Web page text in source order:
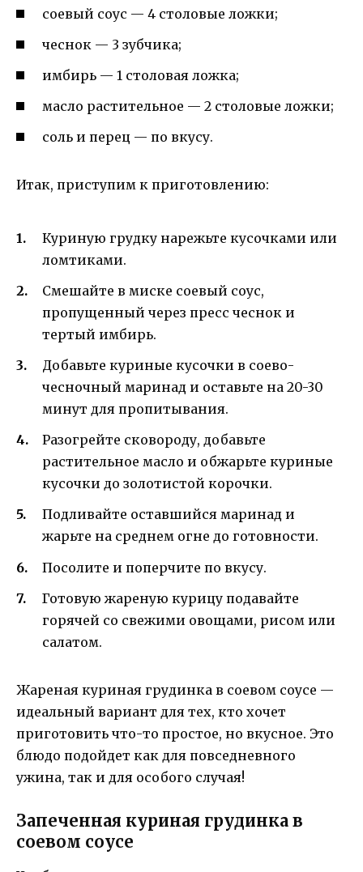
соевый соус — 4 столовые ложки;
чеснок — 3 зубчика;
имбирь — 1 столовая ложка;
масло растительное — 2 столовые ложки;
соль и перец — по вкусу.
Итак, приступим к приготовлению:
Куриную грудку нарежьте кусочками или
ломтиками.
Смешайте в миске соевый соус,
пропущенный через пресс чеснок и
тертый имбирь.
Добавьте куриные кусочки в соево-
чесночный маринад и оставьте на 20-30
минут для пропитывания.
Разогрейте сковороду, добавьте
растительное масло и обжарьте куриные
кусочки до золотистой корочки.
Подливайте оставшийся маринад и
жарьте на среднем огне до готовности.
Посолите и поперчите по вкусу.
Готовую жареную курицу подавайте
горячей со свежими овощами, рисом или
салатом.
Жареная куриная грудинка в соевом соусе —
идеальный вариант для тех, кто хочет
приготовить что-то простое, но вкусное. Это
блюдо подойдет как для повседневного
ужина, так и для особого случая!
Запеченная куриная грудинка в
соевом соусе